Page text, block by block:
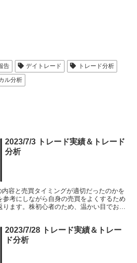
告 デイトレード
トレード分析
ル分析
2023/7/3 トレード実績＆トレード
分析
容と売買タイミングが適切だったのかを
考にしながら自身の売買をよくするため
ます。株初心者のため、温かい目でお願
2023/7/28 トレード実績＆トレー
ド分析